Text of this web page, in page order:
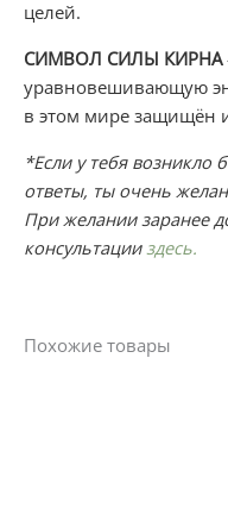
целей.
СИМВОЛ СИЛЫ КИРНА
уравновешивающую
в этом мире защищён
*Если у тебя возникло
ответы, ты очень
При желании заранее
консультации здесь.
Похожие товары